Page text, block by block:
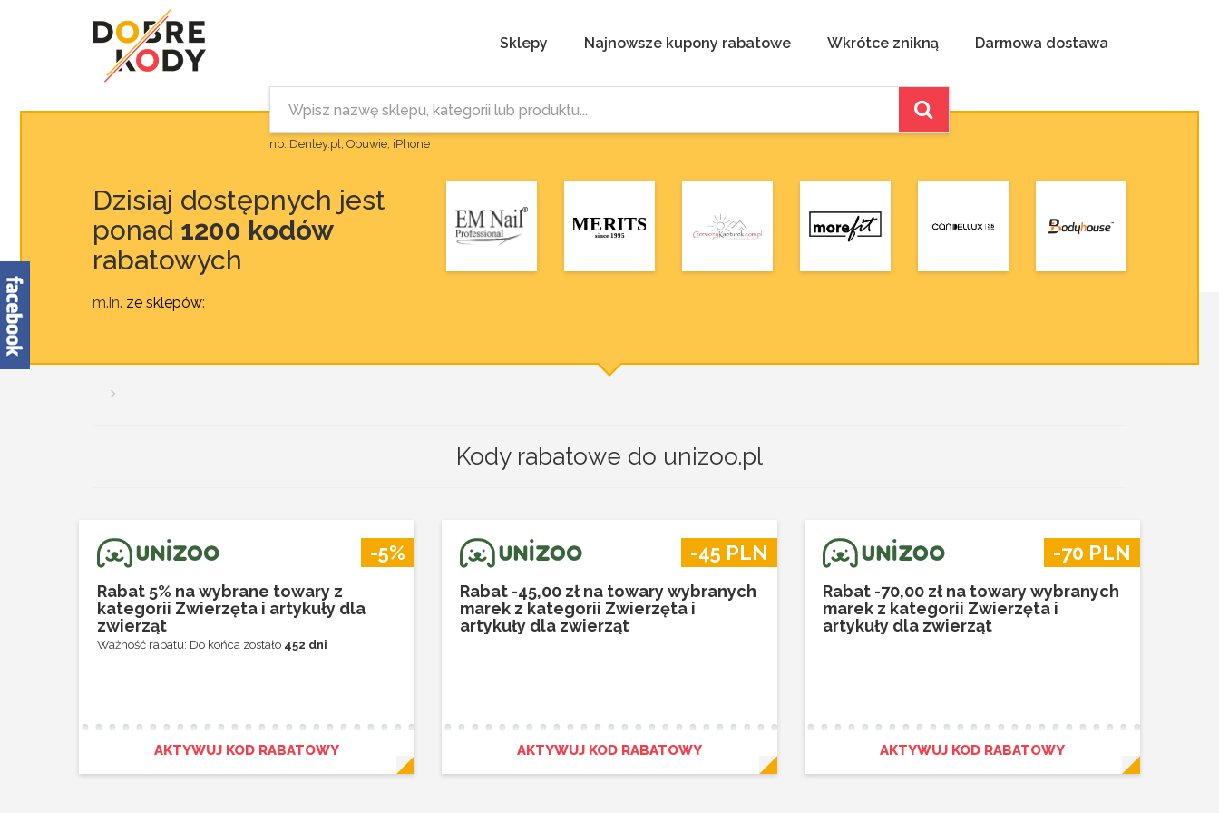
Sklepy Najnowsze kupony rabatowe Wkrótce znikną Darmowa dostawa
np. Denley.pl, Obuwie, iPhone
Dzisiaj dostępnych jest
ponad 1200 kodów
rabatowych
m.in. ze sklepów:
Kody rabatowe do unizoo.pl
-5%
Rabat 5% na wybrane towary z
kategorii Zwierzęta i artykuły dla
zwierząt
Ważność rabatu: Do końca zostało 452 dni
AKTYWUJ KOD RABATOWY
-45 PLN
Rabat -45,00 zł na towary wybranych
marek z kategorii Zwierzęta i
artykuły dla zwierząt
AKTYWUJ KOD RABATOWY
-70 PLN
Rabat -70,00 zł na towary wybranych
marek z kategorii Zwierzęta i
artykuły dla zwierząt
AKTYWUJ KOD RABATOWY